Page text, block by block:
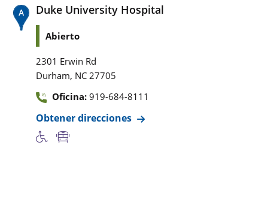
Duke University Hospital
Abierto
2301 Erwin Rd
Durham, NC 27705
Oficina: 919-684-8111
Obtener direcciones